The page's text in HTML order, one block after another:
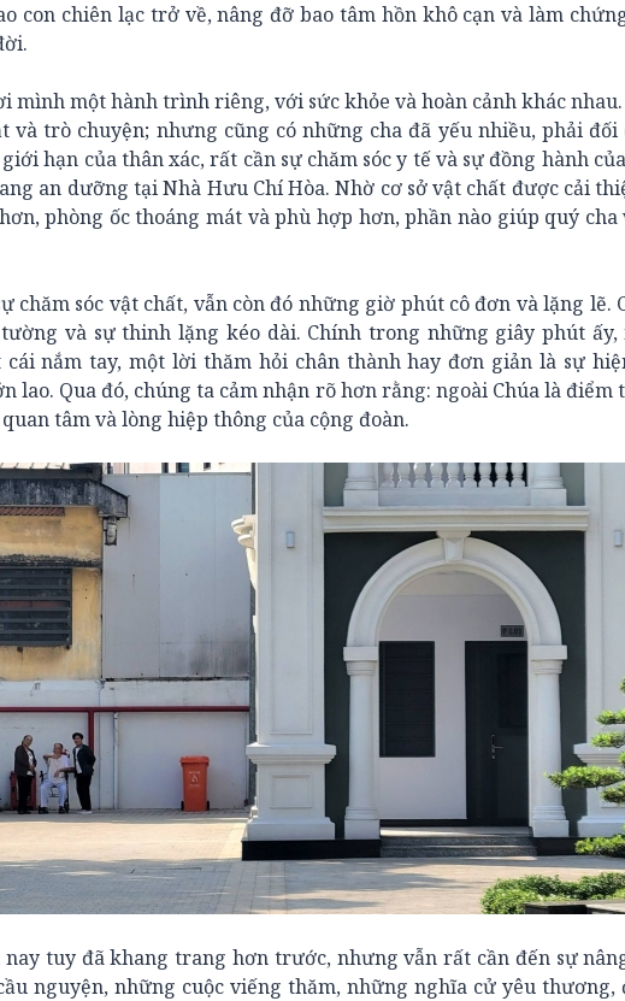
con chiên lạc trở về, nâng đỡ bao tâm hồn khô cạn và làm
mình một hành trình riêng, với sức khỏe và hoàn cảnh khác
và trò chuyện; nhưng cũng có những cha đã yếu nhiều, phải
hạn của thân xác, rất cần sự chăm sóc y tế và sự đồng hành
an dưỡng tại Nhà Hưu Chí Hòa. Nhờ cơ sở vật chất được cải
phòng ốc thoáng mát và phù hợp hơn, phần nào giúp quý
chăm sóc vật chất, vẫn còn đó những giờ phút cô đơn và lặng lẽ.
và sự thinh lặng kéo dài. Chính trong những giây phút ấy,
nắm tay, một lời thăm hỏi chân thành hay đơn giản là sự
lao. Qua đó, chúng ta cảm nhận rõ hơn rằng: ngoài Chúa là
tâm và lòng hiệp thông của cộng đoàn.
tuy đã khang trang hơn trước, nhưng vẫn rất cần đến sự
nguyện, những cuộc viếng thăm, những nghĩa cử yêu